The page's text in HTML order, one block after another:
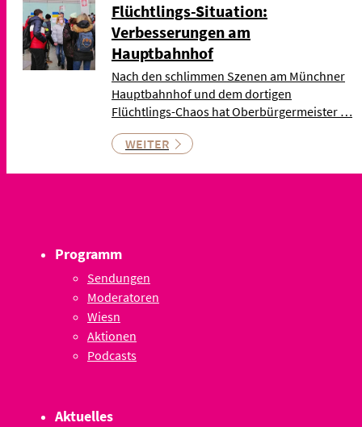
Flüchtlings-Situation:
Verbesserungen am
Hauptbahnhof
Nach den schlimmen Szenen am Münchner
Hauptbahnhof und dem dortigen
Flüchtlings-Chaos hat Oberbürgermeister …
WEITER
Programm
Sendungen
Moderatoren
Wiesn
Aktionen
Podcasts
Aktuelles